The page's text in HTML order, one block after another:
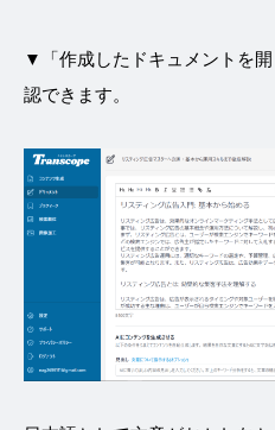
▼「作成したドキュメントを
認できます。